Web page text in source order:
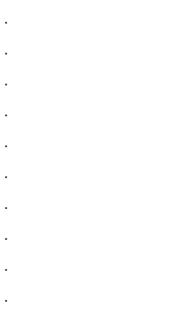
·
·
·
·
·
·
·
·
·
·